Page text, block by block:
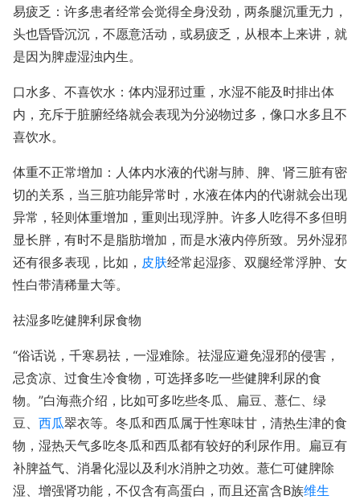
易疲乏：许多患者经常会觉得全身没劲，两条腿沉重无力，
头也昏昏沉沉，不愿意活动，或易疲乏，从根本上来讲，就
是因为脾虚湿浊内生。
口水多、不喜饮水：体内湿邪过重，水湿不能及时排出体
内，充斥于脏腑经络就会表现为分泌物过多，像口水多且不
喜饮水。
体重不正常增加：人体内水液的代谢与肺、脾、肾三脏有密
切的关系，当三脏功能异常时，水液在体内的代谢就会出现
异常，轻则体重增加，重则出现浮肿。许多人吃得不多但明
显长胖，有时不是脂肪增加，而是水液内停所致。另外湿邪
还有很多表现，比如， 皮肤经常起湿疹、双腿经常浮肿、女
性白带清稀量大等。
祛湿多吃健脾利尿食物
“俗话说，千寒易祛，一湿难除。祛湿应避免湿邪的侵害，
忌贪凉、过食生冷食物，可选择多吃一些健脾利尿的食
物。”白海燕介绍，比如可多吃些冬瓜、扁豆、薏仁、绿
豆、 西瓜翠衣等。冬瓜和西瓜属于性寒味甘，清热生津的食
物，湿热天气多吃冬瓜和西瓜都有较好的利尿作用。扁豆有
补脾益气、消暑化湿以及利水消肿之功效。薏仁可健脾除
湿、增强肾功能，不仅含有高蛋白，而且还富含B族维生